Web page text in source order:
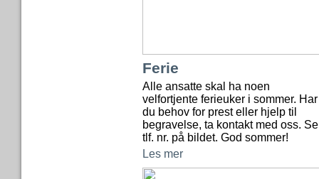
Ferie
Alle ansatte skal ha noen
velfortjente ferieuker i sommer. Har
du behov for prest eller hjelp til
begravelse, ta kontakt med oss. Se
tlf. nr. på bildet. God sommer!
Les mer